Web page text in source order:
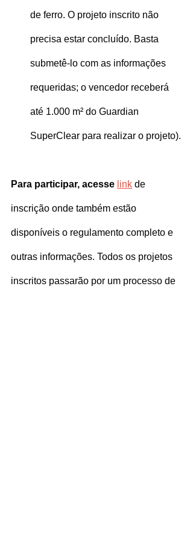
de ferro. O projeto inscrito não
precisa estar concluído. Basta
submetê-lo com as informações
requeridas; o vencedor receberá
até 1.000 m² do Guardian
SuperClear para realizar o projeto).
Para participar, acesse link de
inscrição onde também estão
disponíveis o regulamento completo e
outras informações. Todos os projetos
inscritos passarão por um processo de